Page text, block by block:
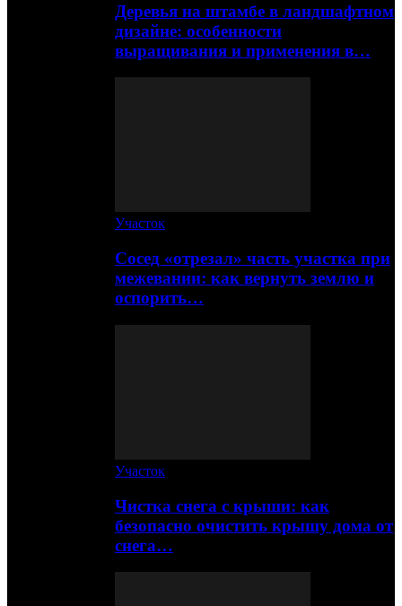
Деревья на штамбе в ландшафтном
дизайне: особенности
выращивания и применения в…
Участок
Сосед «отрезал» часть участка при
межевании: как вернуть землю и
оспорить…
Участок
Чистка снега с крыши: как
безопасно очистить крышу дома от
снега…